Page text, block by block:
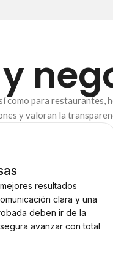
para restaurantes,
y valoran la
resultados
clara y una
deben ir de la
avanzar con total